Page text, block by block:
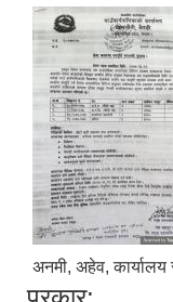
अनमी, अहेव, कार्यालय